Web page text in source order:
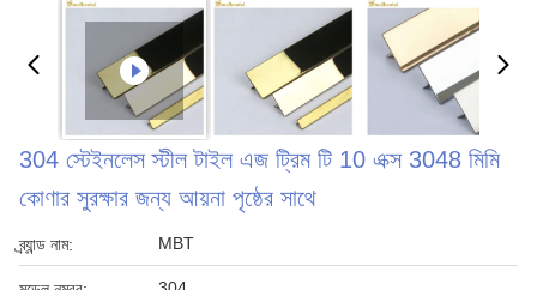
304 স্টেইনলেস স্টীল টাইল এজ ট্রিম টি 10 এক্স 3048 মিমি
কোণার সুরক্ষার জন্য আয়না পৃষ্ঠের সাথে
ব্র্যান্ড নাম: MBT